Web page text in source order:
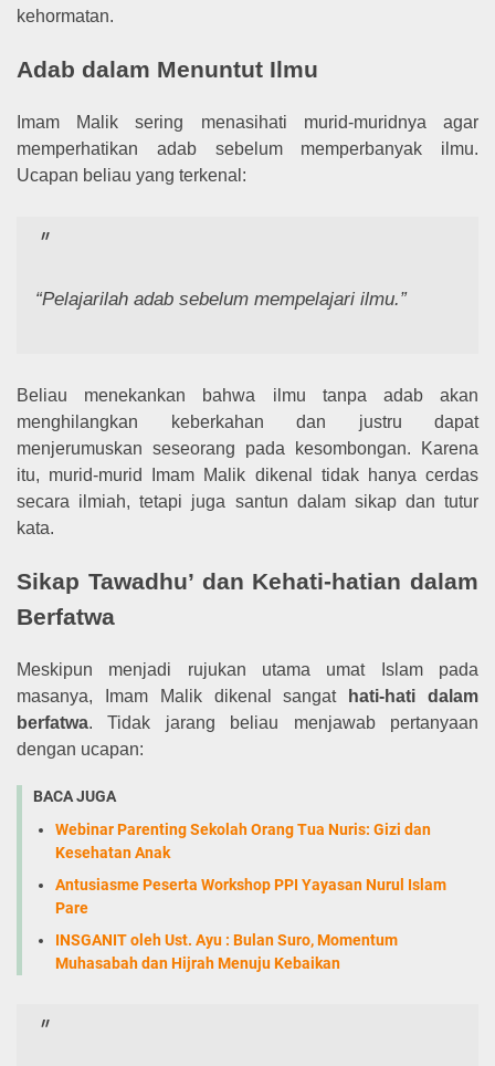
kehormatan.
Adab dalam Menuntut Ilmu
Imam Malik sering menasihati murid-muridnya agar
memperhatikan adab sebelum memperbanyak ilmu.
Ucapan beliau yang terkenal:
“Pelajarilah adab sebelum mempelajari ilmu.”
Beliau menekankan bahwa ilmu tanpa adab akan
menghilangkan keberkahan dan justru dapat
menjerumuskan seseorang pada kesombongan. Karena
itu, murid-murid Imam Malik dikenal tidak hanya cerdas
secara ilmiah, tetapi juga santun dalam sikap dan tutur
kata.
Sikap Tawadhu’ dan Kehati-hatian dalam
Berfatwa
Meskipun menjadi rujukan utama umat Islam pada
masanya, Imam Malik dikenal sangat
hati-hati dalam
berfatwa. Tidak jarang beliau menjawab pertanyaan
dengan ucapan:
BACA JUGA
Webinar Parenting Sekolah Orang Tua Nuris: Gizi dan
Kesehatan Anak
Antusiasme Peserta Workshop PPI Yayasan Nurul Islam
Pare
INSGANIT oleh Ust. Ayu : Bulan Suro, Momentum
Muhasabah dan Hijrah Menuju Kebaikan